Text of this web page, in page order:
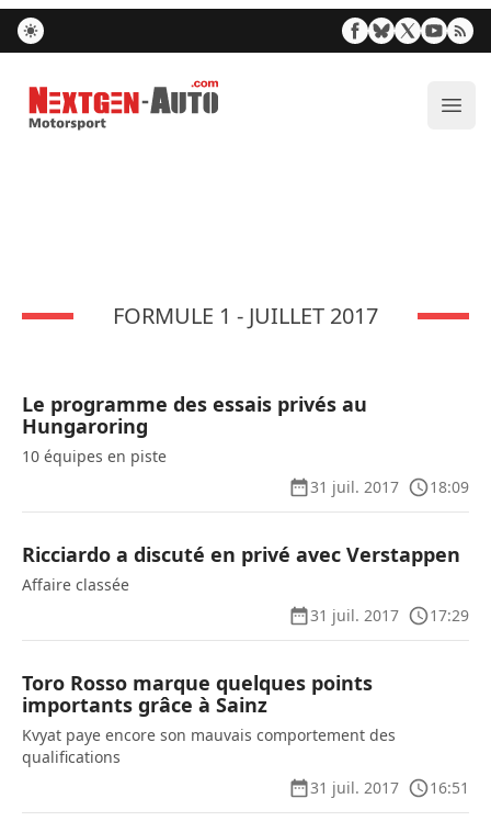
Nextgen-Auto.com
FORMULE 1 - JUILLET 2017
Le programme des essais privés au
Hungaroring
10 équipes en piste
31 juil. 2017
18:09
Ricciardo a discuté en privé avec Verstappen
Affaire classée
31 juil. 2017
17:29
Toro Rosso marque quelques points
importants grâce à Sainz
Kvyat paye encore son mauvais comportement des
qualifications
31 juil. 2017
16:51